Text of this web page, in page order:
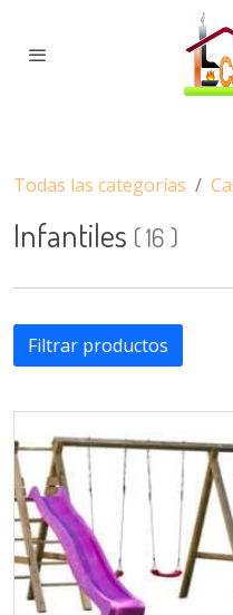
Todas las categorías
Infantiles (16 )
Filtrar productos